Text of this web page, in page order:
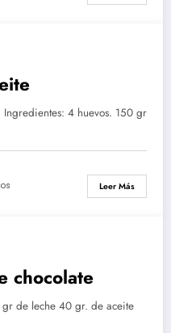
4 huevos. 150 gr
Leer Más
chocolate
de leche 40 gr. de aceite